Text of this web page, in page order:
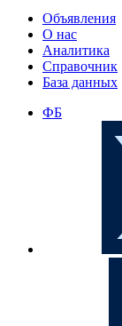
Объявления
О нас
Аналитика
Справочник
База данных
ФБ